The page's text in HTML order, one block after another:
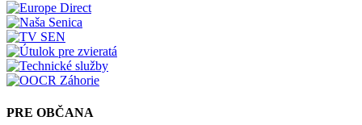
PRE OBČANA